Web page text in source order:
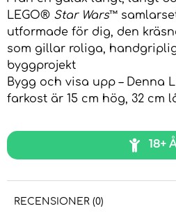
LEGO® Star Wars™
utformade för dig, den
som gillar roliga,
byggprojekt
Bygg och visa upp – Denna
farkost är 15 cm hög, 32 cm
18+
RECENSIONER (0)